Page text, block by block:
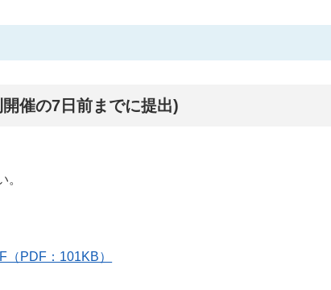
催の7日前までに提出)
。
（PDF：101KB）